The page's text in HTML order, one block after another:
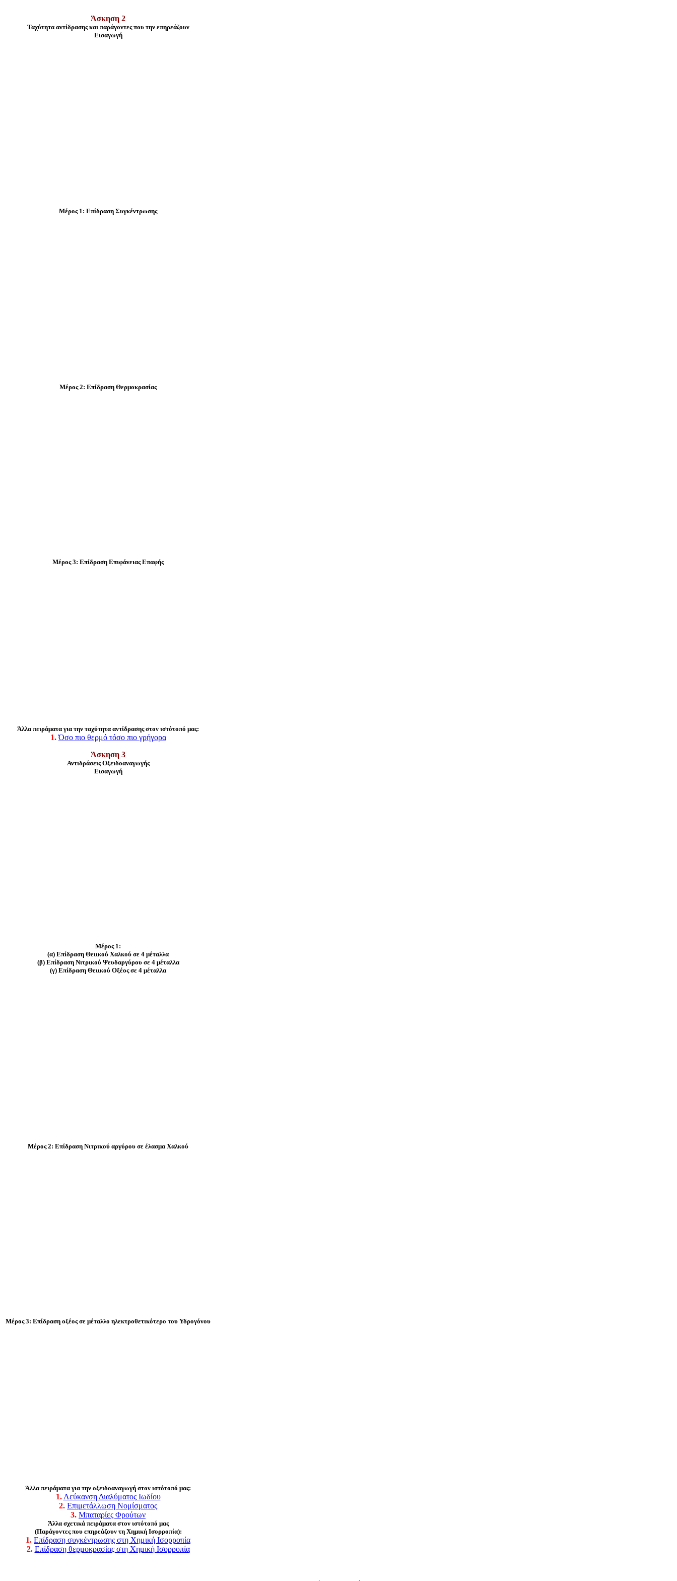
Άσκηση 2
Ταχύτητα αντίδρασης και παράγοντες που την επηρεάζουν
Εισαγωγή
Μέρος 1: Επίδραση Συγκέντρωσης
Μέρος 2: Επίδραση Θερμοκρασίας
Μέρος 3: Επίδραση Επιφάνειας Επαφής
Άλλα πειράματα για την ταχύτητα αντίδρασης στον ιστότοπό μας:
1. Όσο πιο θερμό τόσο πιο γρήγορα
Άσκηση 3
Αντιδράσεις Οξειδοαναγωγής
Εισαγωγή
Μέρος 1:
(α) Επίδραση Θειικού Χαλκού σε 4 μέταλλα
(β) Επίδραση Νιτρικού Ψευδαργύρου σε 4 μέταλλα
(γ) Επίδραση Θειικού Οξέoς σε 4 μέταλλα
Μέρος 2: Επίδραση Νιτρικού αργύρου σε έλασμα Χαλκού
Μέρος 3: Επίδραση οξέoς σε μέταλλο ηλεκτροθετικότερο του Υδρογόνου
Άλλα πειράματα για την οξειδoαναγωγή στον ιστότοπό μας:
1. Λεύκανση Διαλύματος Ιωδίου
2. Επιμετάλλωση Νομίσματος
3. Μπαταρίες Φρούτων
Άλλα σχετικά πειράματα στον ιστότοπό μας
(Παράγοντες που επηρεάζουν τη Χημική Ισορροπία):
1. Επίδραση συγκέντρωσης στη Χημική Ισορροπία
2. Επίδραση θερμοκρασίας στη Χημική Ισορροπία